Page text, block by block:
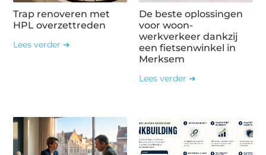
Trap renoveren met
HPL overzettreden
Lees verder ➜
De beste oplossingen
voor woon-
werkverkeer dankzij
een fietsenwinkel in
Merksem
Lees verder ➜